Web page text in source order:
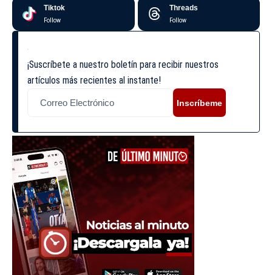
Tiktok
Follow
Threads
Follow
¡Suscríbete a nuestro boletín para recibir nuestros
artículos más recientes al instante!
Inscríbeme